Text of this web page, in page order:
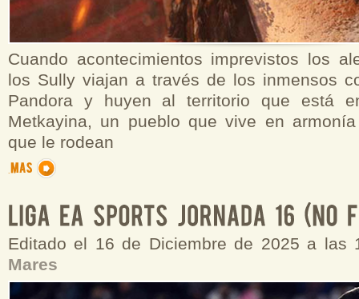
Cuando acontecimientos imprevistos los
los Sully viajan a través de los inmensos
Pandora y huyen al territorio que está
Metkayina, un pueblo que vive en
que le rodean
Editado el 16 de Diciembre de 2025 a las
Mares